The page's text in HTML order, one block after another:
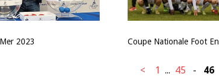
2023 Coupe Nationale Foot
< 1 ... 45 - 46